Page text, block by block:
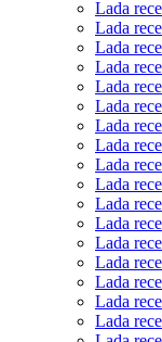
Lada
Lada
Lada
Lada
Lada
Lada
Lada
Lada
Lada
Lada
Lada
Lada
Lada
Lada
Lada
Lada
Lada